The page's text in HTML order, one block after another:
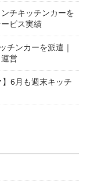
チキッチンカーを
ビス実績
チンカーを派遣｜
営
6月も週末キッチ